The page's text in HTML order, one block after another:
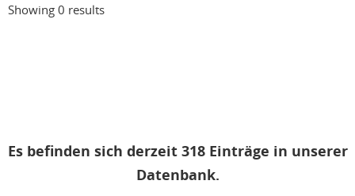
Showing 0 results
Es befinden sich derzeit 318 Einträge in unserer
Datenbank.